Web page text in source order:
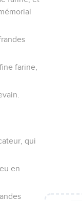
farine,
qui
en